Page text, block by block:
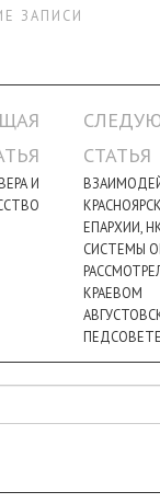
ЗАПИСИ
И
СТАТЬЯ
ЕПАРХИИ,
СИСТЕМЫ
КРАЕВОМ
ПЕДСОВЕТЕ